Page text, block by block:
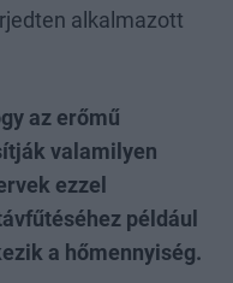
alkalmazott
az erőmű
valamilyen
ezzel
például
a hőmennyiség.